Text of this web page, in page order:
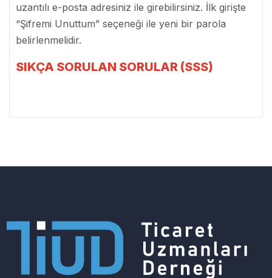
uzantılı e-posta adresiniz ile girebilirsiniz. İlk girişte
“Şifremi Unuttum” seçeneği ile yeni bir parola
belirlenmelidir.
SIKÇA SORULAN SORULAR (SSS)